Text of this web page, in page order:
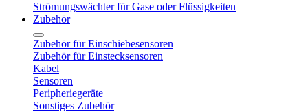
Strömungswächter für Gase oder Flüssigkeiten
Zubehör
Zubehör für Einschiebesensoren
Zubehör für Einstecksensoren
Kabel
Sensoren
Peripheriegeräte
Sonstiges Zubehör